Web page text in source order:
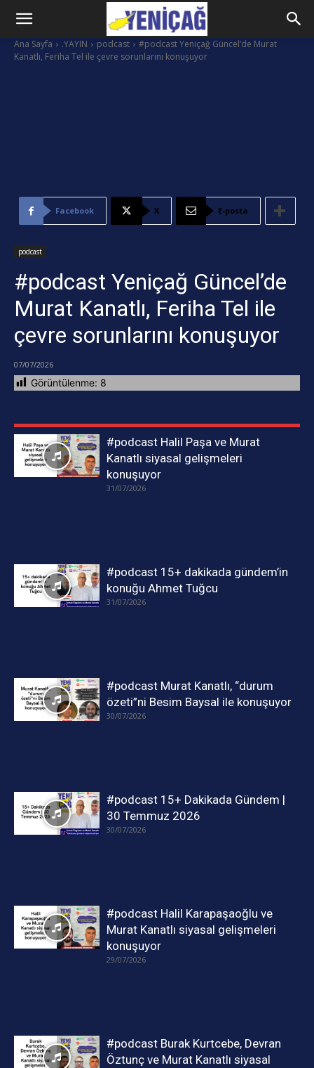
Ana Sayfa .YAYIN podcast
#podcast Yeniçağ Güncel’de Murat
Kanatlı, Feriha Tel ile çevre sorunlarını konuşuyor
Facebook X E-posta
podcast
#podcast Yeniçağ Güncel’de
Murat Kanatlı, Feriha Tel ile
çevre sorunlarını konuşuyor
07/07/2026
Görüntülenme: 8
#podcast Halil Paşa ve Murat
Kanatlı siyasal gelişmeleri
konuşuyor
31/07/2026
#podcast 15+ dakikada gündem’in
konuğu Ahmet Tuğcu
31/07/2026
#podcast Murat Kanatlı, “durum
özeti”ni Besim Baysal ile konuşuyor
30/07/2026
#podcast 15+ Dakikada Gündem |
30 Temmuz 2026
30/07/2026
#podcast Halil Karapaşaoğlu ve
Murat Kanatlı siyasal gelişmeleri
konuşuyor
29/07/2026
#podcast Burak Kurtcebe, Devran
Öztunç ve Murat Kanatlı siyasal